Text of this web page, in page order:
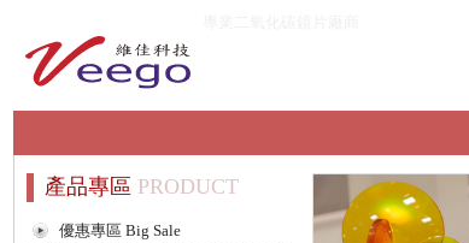
產品專區 PRODUCT
優惠專區 Big Sale